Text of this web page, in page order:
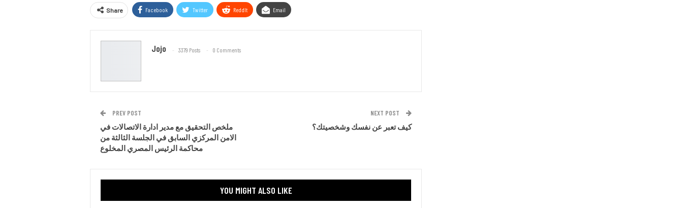
Share Facebook Twitter ReddIt Email
Jojo 3379 Posts 0 Comments
PREV POST
ملخص التحقيق مع مدير ادارة الاتصالات في
الامن المركزي السابق في الجلسة الثالثة من
محاكمة الرئيس المصري المخلوع
NEXT POST
كيف تعبر عن نفسك وشخصيتك؟
YOU MIGHT ALSO LIKE